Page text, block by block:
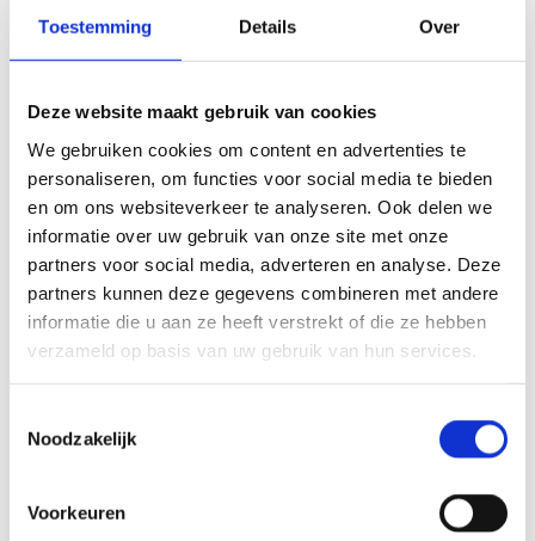
Toestemming Details Over
Deze website maakt gebruik van cookies
We gebruiken cookies om content en advertenties te
personaliseren, om functies voor social media te bieden
en om ons websiteverkeer te analyseren. Ook delen we
informatie over uw gebruik van onze site met onze
partners voor social media, adverteren en analyse. Deze
partners kunnen deze gegevens combineren met andere
informatie die u aan ze heeft verstrekt of die ze hebben
verzameld op basis van uw gebruik van hun services.
Noodzakelijk
Voorkeuren
STOOOM.
Maatschappelijk vastgoed
VERBOUWING WILLEM II
Heerkens van Bavel Bouw heeft een verbouwing
gerealiseerd voor voetbalclub Willem II. Het stadion is
nu veiliger en er zijn extra horecapunten bijgekomen.
Lees meer
Maatschappelijk vastgoed
Samen met de installatiebedrijven Van Dijnsen en SPIE
heeft Heerkens van Bavel Bouw ervoor gezorgd dat
Roosendaal!